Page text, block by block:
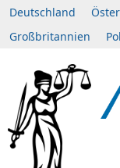
Deutschland
Großbritannien